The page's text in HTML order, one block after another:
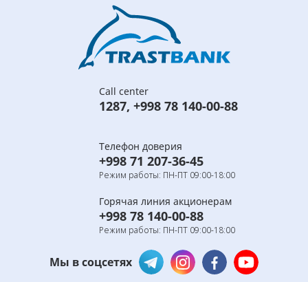
Call center
1287, +998 78 140-00-88
Телефон доверия
+998 71 207-36-45
Режим работы: ПН-ПТ 09:00-18:00
Горячая линия акционерам
+998 78 140-00-88
Режим работы: ПН-ПТ 09:00-18:00
Мы в соцсетях